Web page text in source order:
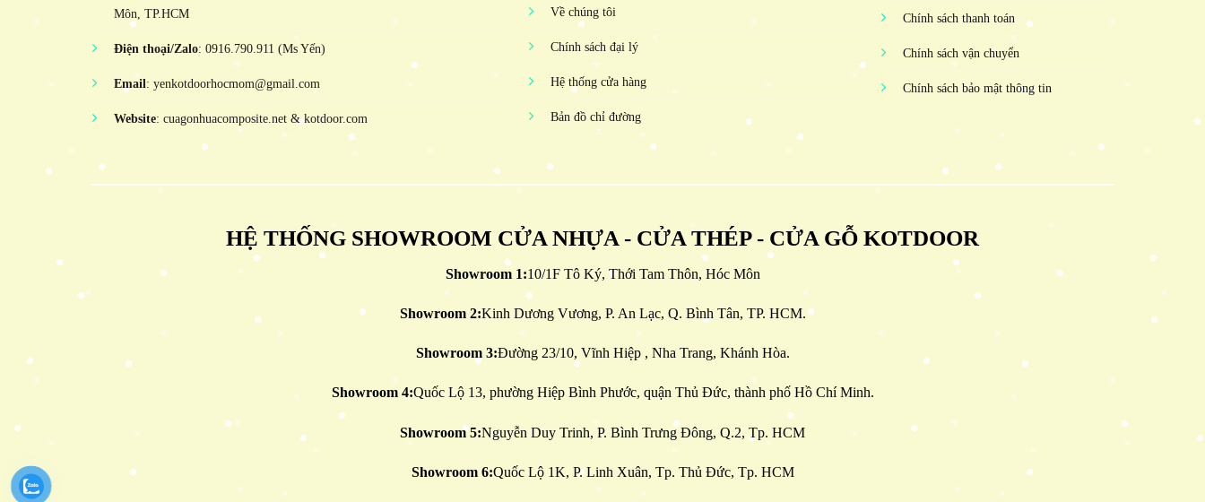
Môn, TP.HCM
Điện thoại/Zalo: 0916.790.911 (Ms Yến)
Email: yenkotdoorhocmom@gmail.com
Website: cuagonhuacomposite.net & kotdoor.com
Về chúng tôi
Chính sách đại lý
Hệ thống cửa hàng
Bản đồ chỉ đường
Chính sách thanh toán
Chính sách vận chuyển
Chính sách bảo mật thông tin
HỆ THỐNG SHOWROOM CỬA NHỰA - CỬA THÉP - CỬA GỖ KOTDOOR
Showroom 1:10/1F Tô Ký, Thới Tam Thôn, Hóc Môn
Showroom 2:Kinh Dương Vương, P. An Lạc, Q. Bình Tân, TP. HCM.
Showroom 3:Đường 23/10, Vĩnh Hiệp , Nha Trang, Khánh Hòa.
Showroom 4:Quốc Lộ 13, phường Hiệp Bình Phước, quận Thủ Đức, thành phố Hồ Chí Minh.
Showroom 5:Nguyễn Duy Trinh, P. Bình Trưng Đông, Q.2, Tp. HCM
Showroom 6:Quốc Lộ 1K, P. Linh Xuân, Tp. Thủ Đức, Tp. HCM